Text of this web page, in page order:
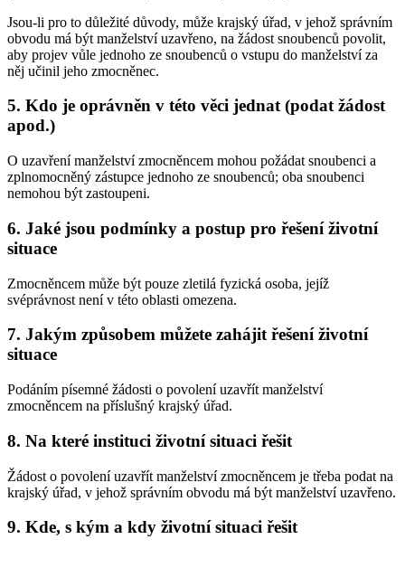
Jsou-li pro to důležité důvody, může krajský úřad, v jehož správním
obvodu má být manželství uzavřeno, na žádost snoubenců povolit,
aby projev vůle jednoho ze snoubenců o vstupu do manželství za
něj učinil jeho zmocněnec.
5. Kdo je oprávněn v této věci jednat (podat žádost
apod.)
O uzavření manželství zmocněncem mohou požádat snoubenci a
zplnomocněný zástupce jednoho ze snoubenců; oba snoubenci
nemohou být zastoupeni.
6. Jaké jsou podmínky a postup pro řešení životní
situace
Zmocněncem může být pouze zletilá fyzická osoba, jejíž
svéprávnost není v této oblasti omezena.
7. Jakým způsobem můžete zahájit řešení životní
situace
Podáním písemné žádosti o povolení uzavřít manželství
zmocněncem na příslušný krajský úřad.
8. Na které instituci životní situaci řešit
Žádost o povolení uzavřít manželství zmocněncem je třeba podat na
krajský úřad, v jehož správním obvodu má být manželství uzavřeno.
9. Kde, s kým a kdy životní situaci řešit